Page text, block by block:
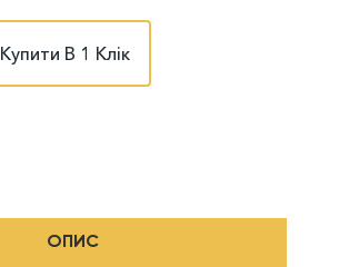
Купити В 1 Клік
ОПИС